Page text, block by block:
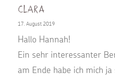
Clara
17. August 2019
Hallo Hannah!
Ein sehr interessanter
am Ende habe ich mich